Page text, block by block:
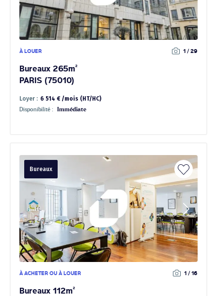
À LOUER 1 / 29
Bureaux 265m²
PARIS (75010)
Loyer : 6 514 € /mois (HT/HC)
Disponibilité : Immédiate
Bureaux
À ACHETER OU À LOUER 1 / 16
Bureaux 112m²